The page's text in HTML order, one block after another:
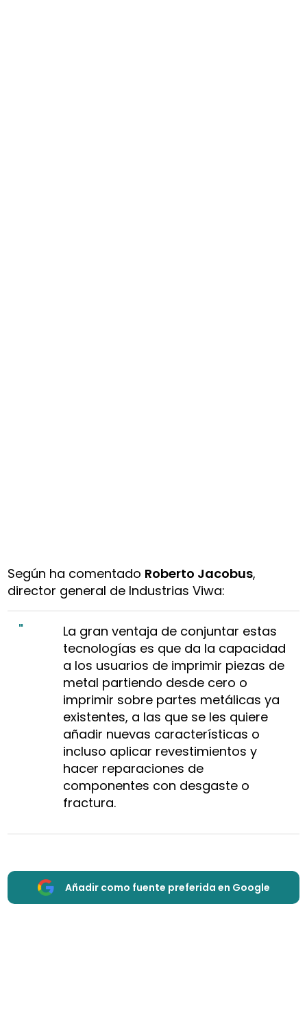
Según ha comentado Roberto Jacobus,
director general de Industrias Viwa:
La gran ventaja de conjuntar estas
tecnologías es que da la capacidad
a los usuarios de imprimir piezas de
metal partiendo desde cero o
imprimir sobre partes metálicas ya
existentes, a las que se les quiere
añadir nuevas características o
incluso aplicar revestimientos y
hacer reparaciones de
componentes con desgaste o
fractura.
Añadir como fuente preferida en Google